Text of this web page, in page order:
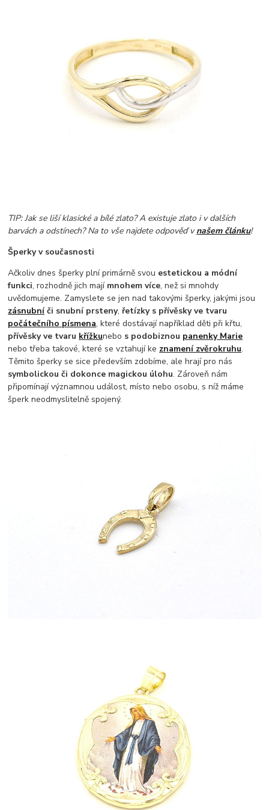
TIP: Jak se liší klasické a bílé zlato? A existuje zlato i v dalších
barvách a odstínech? Na to vše najdete odpověď vnašem článku!
Šperky v současnosti
Ačkoliv dnes šperky plní primárně svou estetickou a módní
funkci, rozhodně jich mají mnohem více, než si mnohdy
uvědomujeme. Zamyslete se jen nad takovými šperky, jakými jsou
zásnubníči snubní prsteny, řetízky s přívěsky ve tvaru
počátečního písmena, které dostávají například děti při křtu,
přívěsky ve tvaru křížkunebo s podobiznou panenky Marie
nebo třeba takové, které se vztahují ke znamení zvěrokruhu.
Těmito šperky se sice především zdobíme, ale hrají pro nás
symbolickou či dokonce magickou úlohu. Zároveň nám
připomínají významnou událost, místo nebo osobu, s níž máme
šperk neodmyslitelně spojený.